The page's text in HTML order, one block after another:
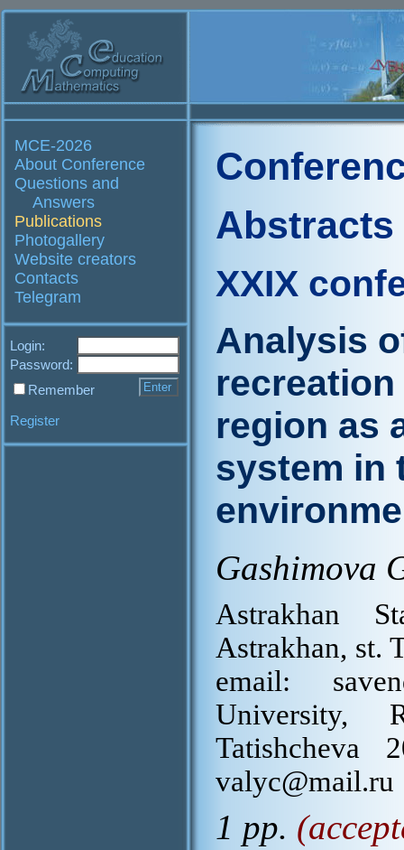
MCE-2026
About Conference
Questions and
Answers
Publications
Photogallery
Website creators
Contacts
Telegram
Login:
Password:
Remember
Register
Abstracts
XXIX
Analysis
region as
system in
Gashimova
Astrakhan
Astrakhan, st.
email:
University,
Tatishcheva
valyc@mail.ru
1 pp.